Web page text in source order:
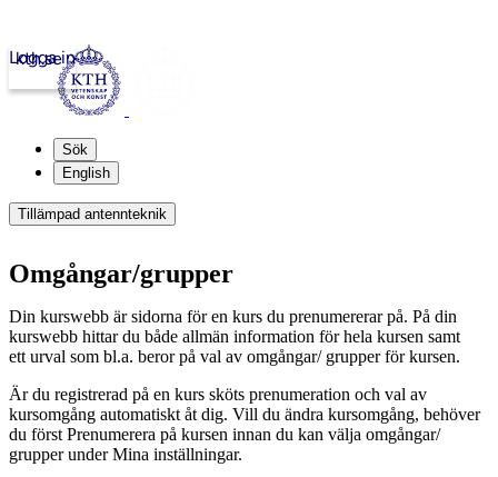
kth.se
Logga in
Sök
English
Tillämpad antennteknik
Omgångar/grupper
Din kurswebb är sidorna för en kurs du prenumererar på. På din
kurswebb hittar du både allmän information för hela kursen samt
ett urval som bl.a. beror på val av omgångar/ grupper för kursen.
Är du registrerad på en kurs sköts prenumeration och val av
kursomgång automatiskt åt dig. Vill du ändra kursomgång, behöver
du först Prenumerera på kursen innan du kan välja omgångar/
grupper under Mina inställningar.